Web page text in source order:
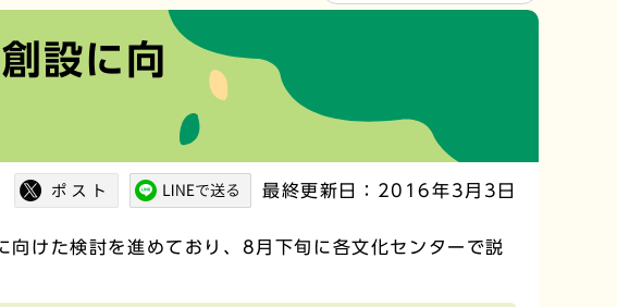
設に向
最終更新日：2016年3月3日
けた検討を進めており、8月下旬に各文化センターで説